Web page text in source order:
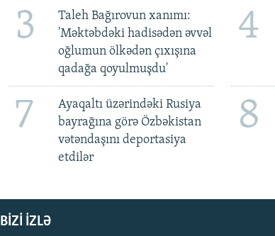
3
Taleh Bağırovun xanımı:
'Məktəbdəki hadisədən əvvəl
oğlumun ölkədən çıxışına
qadağa qoyulmuşdu'
4
7
Ayaqaltı üzərindəki Rusiya
bayrağına görə Özbəkistan
vətəndaşını deportasiya
etdilər
8
BIZI IZLƏ